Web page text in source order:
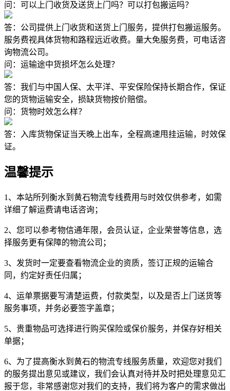
问：可以上门收货及送货上门吗？可以打包搬运吗？
答：公司提供上门收货和送货上门服务，提供打包搬运服务。
服务费视具体货物和路程远近收费。量大免服务费，可电话咨
询物流公司。
问：运输途中货损坏怎么处理？
答：我们与中国人保、太平洋、平安保险保持长期合作，保证
您的货物运输安全，损缺货物按价赔偿。
问：货物时效怎么样？
答：入库货物保证当天晚上出车，全程高速甩挂运输，时效保
证。
温馨提示
1、本站所列衡水到黄石物流专线费用与时效仅供参考，如需
详细了解运费请电话咨询；
2、您可以参考物信通年限，会员认证，企业荣誉等信息，选
择服务更有保障的物流公司；
3、发货时一定要查看物流企业的资质，签订正规的运输合
同，约定好责任归属；
4、运单票据要写清楚运费，付款类型，以及是否上门送货等
服务事项，并务必要签字盖章；
5、贵重物品可选择进行购买保险或保价服务，并保存好相关
单据；
6、为了提高衡水到黄石的物流专线服务质量，欢迎您对我们
的服务提出意见或建议，我们会认真对待并及时把处理意见汇
报于您，非常感谢您对我们的支持，我们将为客户的需求做出